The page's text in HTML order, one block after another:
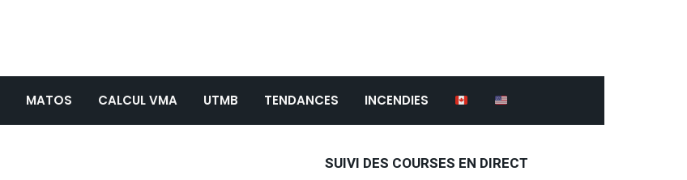
MATOS CALCUL VMA UTMB TENDANCES INCENDIES
SUIVI DES COURSES EN DIRECT